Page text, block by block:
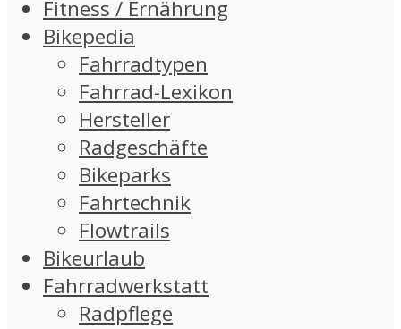
Fitness / Ernährung
Bikepedia
Fahrradtypen
Fahrrad-Lexikon
Hersteller
Radgeschäfte
Bikeparks
Fahrtechnik
Flowtrails
Bikeurlaub
Fahrradwerkstatt
Radpflege